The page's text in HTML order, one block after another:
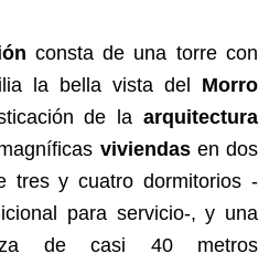
consta de una torre con
la bella vista del Morro
de laarquitectura
viviendas en dos
tres y cuatro dormitorios -
para servicio-, y una
de casi 40 metros